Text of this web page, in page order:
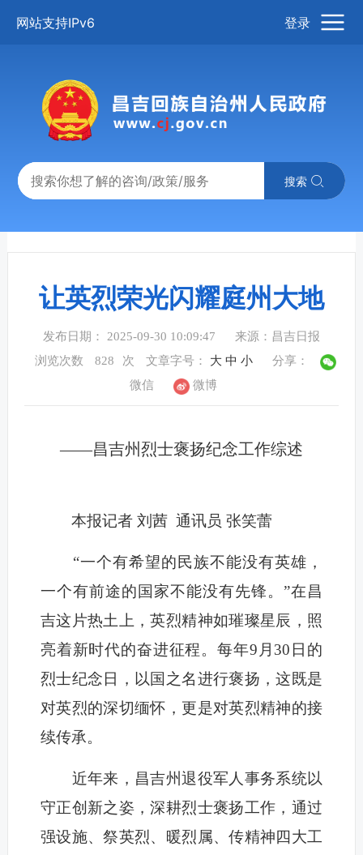
网站支持IPv6 登录
搜索
让英烈荣光闪耀庭州大地
发布日期： 2025-09-30 10:09:47
来源：昌吉日报
浏览次数
828 次 文章字号： 大 中 小
分享：
微信
微博
——昌吉州烈士褒扬纪念工作综述
本报记者 刘茜 通讯员 张笑蕾
“一个有希望的民族不能没有英雄，
一个有前途的国家不能没有先锋。”在昌
吉这片热土上，英烈精神如璀璨星辰，照
亮着新时代的奋进征程。每年9月30日的
烈士纪念日，以国之名进行褒扬，这既是
对英烈的深切缅怀，更是对英烈精神的接
续传承。
近年来，昌吉州退役军人事务系统以
守正创新之姿，深耕烈士褒扬工作，通过
强设施、祭英烈、暖烈属、传精神四大工